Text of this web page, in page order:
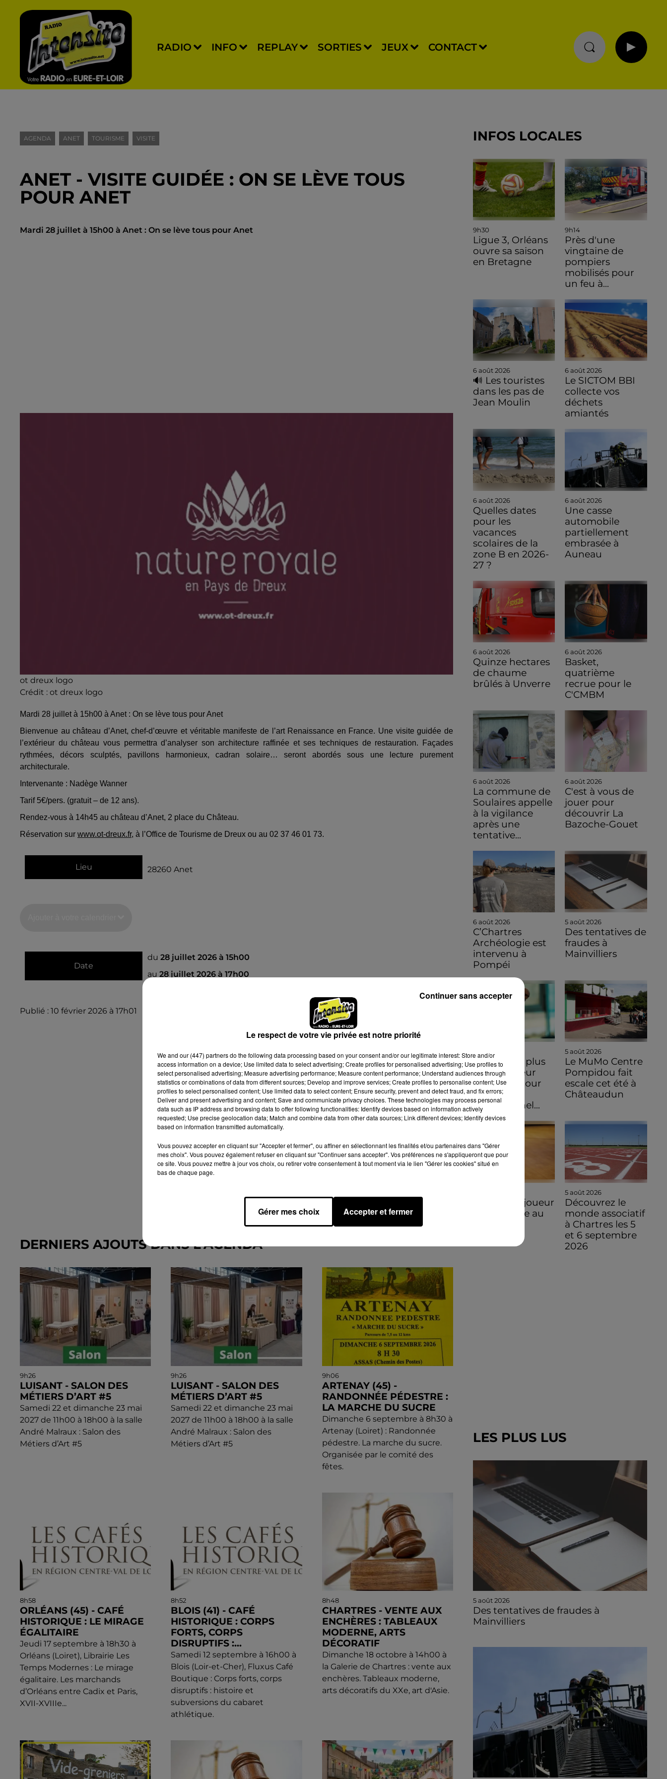
RADIO INFO REPLAY SORTIES JEUX CONTACT
AGENDA ANET TOURISME VISITE
ANET - VISITE GUIDÉE : ON SE LÈVE TOUS
POUR ANET
Mardi 28 juillet à 15h00 à Anet : On se lève tous pour Anet
ot dreux logo
Crédit : ot dreux logo
Mardi 28 juillet à 15h00 à Anet : On se lève tous pour Anet
Bienvenue au château d’Anet, chef-d’œuvre et véritable manifeste de l’art Renaissance en France. Une visite guidée de
l’extérieur du château vous permettra d’analyser son architecture raffinée et ses techniques de restauration. Façades
rythmées, décors sculptés, pavillons harmonieux, cadran solaire… seront abordés sous une lecture purement
architecturale.
Intervenante : Nadège Wanner
Tarif 5€/pers. (gratuit – de 12 ans).
Rendez-vous à 14h45 au château d’Anet, 2 place du Château.
Réservation sur www.ot-dreux.fr, à l’Office de Tourisme de Dreux ou au 02 37 46 01 73.
Lieu 28260 Anet
Date
du28 juillet 2026 à 15h00
au28 juillet 2026 à 17h00
Publié : 10 février 2026 à 17h01
DERNIERS AJOUTS DANS L'AGENDA
9h26
LUISANT - SALON DES
MÉTIERS D’ART #5
Samedi 22 et dimanche 23 mai
2027 de 11h00 à 18h00 à la salle
André Malraux : Salon des
Métiers d’Art #5
9h26
LUISANT - SALON DES
MÉTIERS D’ART #5
Samedi 22 et dimanche 23 mai
2027 de 11h00 à 18h00 à la salle
André Malraux : Salon des
Métiers d’Art #5
9h06
ARTENAY (45) -
RANDONNÉE PÉDESTRE :
LA MARCHE DU SUCRE
Dimanche 6 septembre à 8h30 à
Artenay (Loiret) : Randonnée
pédestre. La marche du sucre.
Organisée par le comité des
fêtes.
8h58
ORLÉANS (45) - CAFÉ
HISTORIQUE : LE MIRAGE
ÉGALITAIRE
Jeudi 17 septembre à 18h30 à
Orléans (Loiret), Librairie Les
Temps Modernes : Le mirage
égalitaire. Les marchands
d’Orléans entre Cadix et Paris,
XVII-XVIIIe...
8h52
BLOIS (41) - CAFÉ
HISTORIQUE : CORPS
FORTS, CORPS
DISRUPTIFS :...
Samedi 12 septembre à 16h00 à
Blois (Loir-et-Cher), Fluxus Café
Boutique : Corps forts, corps
disruptifs : histoire et
subversions du cabaret
athlétique.
8h48
CHARTRES - VENTE AUX
ENCHÈRES : TABLEAUX
MODERNE, ARTS
DÉCORATIF
Dimanche 18 octobre à 14h00 à
la Galerie de Chartres : vente aux
enchères. Tableaux moderne,
arts décoratifs du XXe, art d'Asie.
INFOS LOCALES
9h30
Ligue 3, Orléans
ouvre sa saison
en Bretagne
9h14
Près d'une
vingtaine de
pompiers
mobilisés pour
un feu à...
6 août 2026
🔊 Les touristes
dans les pas de
Jean Moulin
6 août 2026
Le SICTOM BBI
collecte vos
déchets
amiantés
6 août 2026
Quelles dates
pour les
vacances
scolaires de la
zone B en 2026-
27 ?
6 août 2026
Une casse
automobile
partiellement
embrasée à
Auneau
6 août 2026
Quinze hectares
de chaume
brûlés à Unverre
6 août 2026
Basket,
quatrième
recrue pour le
C'CMBM
6 août 2026
La commune de
Soulaires appelle
à la vigilance
après une
tentative...
6 août 2026
C'est à vous de
jouer pour
découvrir La
Bazoche-Gouet
6 août 2026
C’Chartres
Archéologie est
intervenu à
Pompéi
5 août 2026
Des tentatives de
fraudes à
Mainvilliers
5 août 2026
Intégrez le plus
grand chœur
d'Europe pour
un concert
exceptionnel...
5 août 2026
Le MuMo Centre
Pompidou fait
escale cet été à
Châteaudun
Un ancien joueur
NCAA arrive au
5 août 2026
Découvrez le
monde associatif
à Chartres les 5
et 6 septembre
2026
LES PLUS LUS
5 août 2026
Des tentatives de fraudes à
Mainvilliers
Le respect de votre vie privée est notre priorité
We and our (447) partnersdo the following data processing based on your consent and/or our legitimate interest: Store and/or
access information on a device; Use limited data to select advertising; Create profiles for personalised advertising; Use profiles to
select personalised advertising; Measure advertising performance; Measure content performance; Understand audiences through
statistics or combinations of data from different sources; Develop and improve services; Create profiles to personalise content; Use
profiles to select personalised content; Use limited data to select content; Ensure security, prevent and detect fraud, and fix errors;
Deliver and present advertising and content; Save and communicate privacy choices. These technologies may process personal
data such as IP address and browsing data to offer following functionalities: Identify devices based on information actively
requested; Use precise geolocation data; Match and combine data from other data sources; Link different devices; Identify devices
based on information transmitted automatically.
Vous pouvez accepter en cliquant sur "Accepter et fermer", ou affiner en sélectionnant les finalités et/ou partenaires dans "Gérer
mes choix". Vous pouvez également refuser en cliquant sur "Continuer sans accepter". Vos préférences ne s'appliqueront que pour
ce site. Vous pouvez mettre à jour vos choix, ou retirer votre consentement à tout moment via le lien "Gérer les cookies" situé en
bas de chaque page.
Gérer mes choix Accepter et fermer
Continuer sans accepter